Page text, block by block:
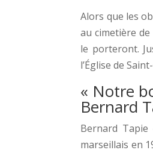
Alors que les
au cimetière
le porteront.
l’Église de
« Notre
Bernard
Bernard
marseillais en